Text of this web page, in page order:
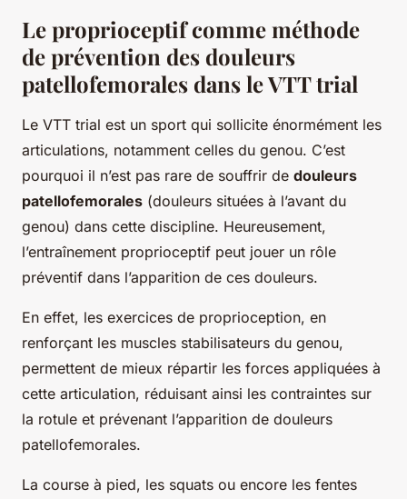
Le proprioceptif comme méthode
de prévention des douleurs
patellofemorales dans le VTT trial
Le VTT trial est un sport qui sollicite énormément les
articulations, notamment celles du genou. C’est
pourquoi il n’est pas rare de souffrir de douleurs
patellofemorales (douleurs situées à l’avant du
genou) dans cette discipline. Heureusement,
l’entraînement proprioceptif peut jouer un rôle
préventif dans l’apparition de ces douleurs.
En effet, les exercices de proprioception, en
renforçant les muscles stabilisateurs du genou,
permettent de mieux répartir les forces appliquées à
cette articulation, réduisant ainsi les contraintes sur
la rotule et prévenant l’apparition de douleurs
patellofemorales.
La course à pied, les squats ou encore les fentes